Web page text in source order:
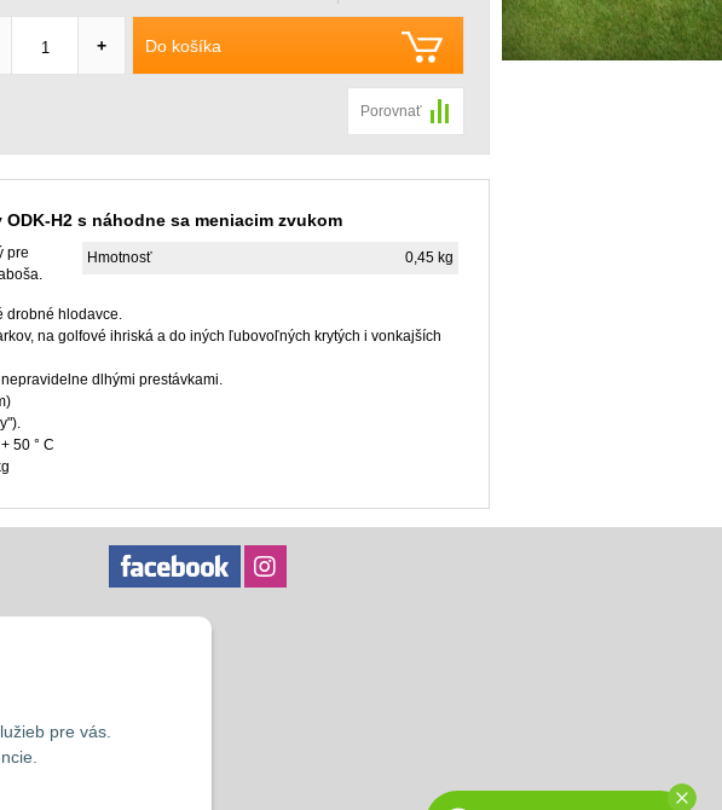
pre vás.
Do košíka
+
Porovnať
H2 s náhodne sa meniacim zvukom
Hmotnosť 0,45 kg
pre
drobné hlodavce.
na golfové ihriská a do iných ľubovoľných krytých i vonkajších
dlhými prestávkami.
50 ° C